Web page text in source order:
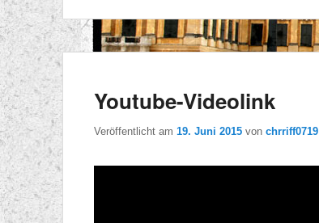
Youtube-Videolink
Veröffentlicht am 19. Juni 2015 von chrriff0719